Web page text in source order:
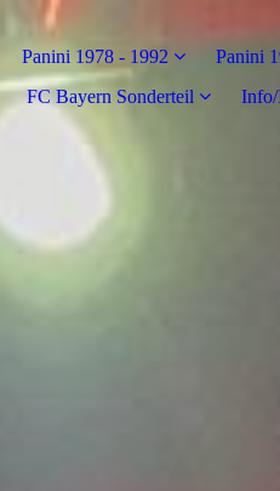
Panini 1978 - 1992 Panini
FC Bayern Sonderteil Info/